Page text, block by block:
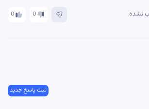
0 0 نشده
ثبت پاسخ جدید